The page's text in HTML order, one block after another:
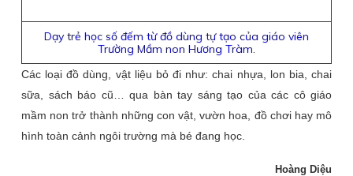
Dạy trẻ học số đếm từ đồ dùng tự tạo của giáo viên
Trường Mầm non Hương Tràm.
Các loại đồ dùng, vật liệu bỏ đi như: chai nhựa, lon bia, chai
sữa, sách báo cũ… qua bàn tay sáng tạo của các cô giáo
mầm non trở thành những con vật, vườn hoa, đồ chơi hay mô
hình toàn cảnh ngôi trường mà bé đang học.
Hoàng Diệu